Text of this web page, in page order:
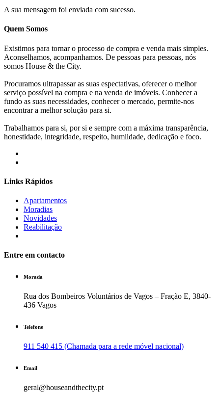
A sua mensagem foi enviada com sucesso.
Quem Somos
Existimos para tornar o processo de compra e venda mais simples.
Aconselhamos, acompanhamos. De pessoas para pessoas, nós
somos House & the City.
Procuramos ultrapassar as suas espectativas, oferecer o melhor
serviço possível na compra e na venda de imóveis. Conhecer a
fundo as suas necessidades, conhecer o mercado, permite-nos
encontrar a melhor solução para si.
Trabalhamos para si, por si e sempre com a máxima transparência,
honestidade, integridade, respeito, humildade, dedicação e foco.
Links Rápidos
Apartamentos
Moradias
Novidades
Reabilitação
Entre em contacto
Morada
Rua dos Bombeiros Voluntários de Vagos – Fração E, 3840-
436 Vagos
Telefone
911 540 415 (Chamada para a rede móvel nacional)
Email
geral@houseandthecity.pt